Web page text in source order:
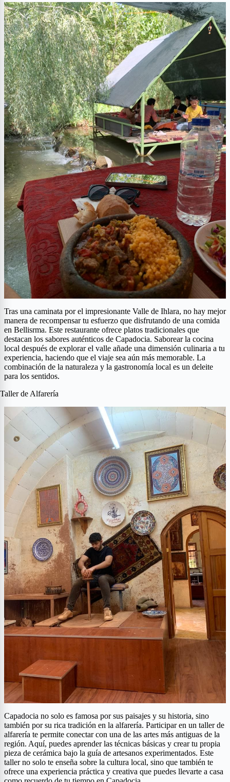
Tras una caminata por el impresionante Valle de Ihlara, no hay mejor
manera de recompensar tu esfuerzo que disfrutando de una comida
en Bellisrma. Este restaurante ofrece platos tradicionales que
destacan los sabores auténticos de Capadocia. Saborear la cocina
local después de explorar el valle añade una dimensión culinaria a tu
experiencia, haciendo que el viaje sea aún más memorable. La
combinación de la naturaleza y la gastronomía local es un deleite
para los sentidos.
Taller de Alfarería
Capadocia no solo es famosa por sus paisajes y su historia, sino
también por su rica tradición en la alfarería. Participar en un taller de
alfarería te permite conectar con una de las artes más antiguas de la
región. Aquí, puedes aprender las técnicas básicas y crear tu propia
pieza de cerámica bajo la guía de artesanos experimentados. Este
taller no solo te enseña sobre la cultura local, sino que también te
ofrece una experiencia práctica y creativa que puedes llevarte a casa